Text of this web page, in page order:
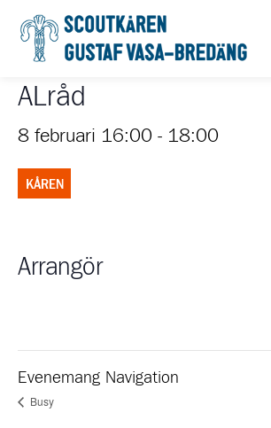
ALråd
8 februari 16:00 - 18:00
KÅREN
Arrangör
Evenemang Navigation
Busy